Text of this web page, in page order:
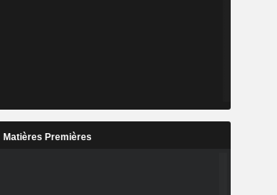
Matières Premières